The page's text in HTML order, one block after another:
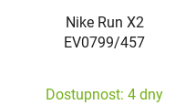
Nike Run X2
EV0799/457
Dostupnost: 4 dny